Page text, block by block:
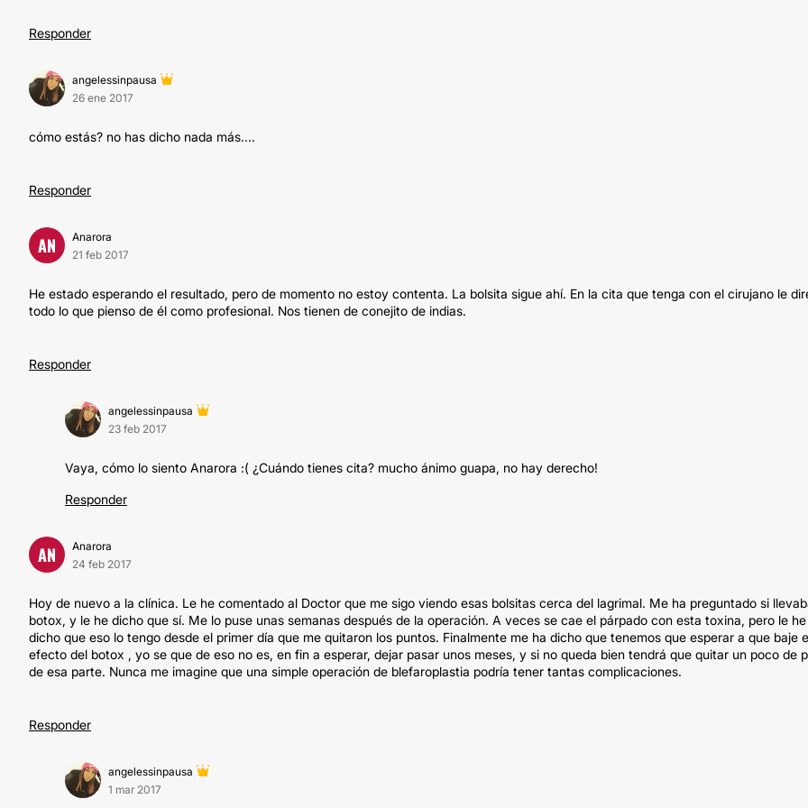
Responder
angelessinpausa
26 ene 2017
cómo estás? no has dicho nada más....
Responder
AN
Anarora
21 feb 2017
He estado esperando el resultado, pero de momento no estoy contenta. La bolsita sigue ahí. En la cita que tenga con el cirujano le
todo lo que pienso de él como profesional. Nos tienen de conejito de indias.
Responder
angelessinpausa
23 feb 2017
Vaya, cómo lo siento Anarora :( ¿Cuándo tienes cita? mucho ánimo guapa, no hay derecho!
Responder
AN
Anarora
24 feb 2017
Hoy de nuevo a la clínica. Le he comentado al Doctor que me sigo viendo esas bolsitas cerca del lagrimal. Me ha preguntado si
botox, y le he dicho que sí. Me lo puse unas semanas después de la operación. A veces se cae el párpado con esta toxina, pero le he
dicho que eso lo tengo desde el primer día que me quitaron los puntos. Finalmente me ha dicho que tenemos que esperar a que baje
efecto del botox , yo se que de eso no es, en fin a esperar, dejar pasar unos meses, y si no queda bien tendrá que quitar un poco de
de esa parte. Nunca me imagine que una simple operación de blefaroplastia podría tener tantas complicaciones.
Responder
angelessinpausa
1 mar 2017